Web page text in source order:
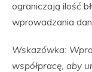
ograniczają ilość
wprowadzania
Wskazówka:
współpracę, aby